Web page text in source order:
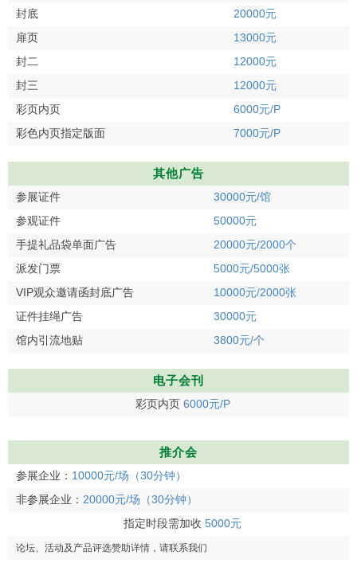
封底
20000元
扉页
13000元
封二
12000元
封三
12000元
彩页内页
6000元/P
彩色内页指定版面
7000元/P
其他广告
参展证件
30000元/馆
参观证件
50000元
手提礼品袋单面广告
20000元/2000个
派发门票
5000元/5000张
VIP观众邀请函封底广告
10000元/2000张
证件挂绳广告
30000元
馆内引流地贴
3800元/个
电子会刊
彩页内页 6000元/P
推介会
参展企业： 10000元/场（30分钟）
非参展企业： 20000元/场（30分钟）
指定时段需加收 5000元
论坛、活动及产品评选赞助详情，请联系我们